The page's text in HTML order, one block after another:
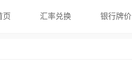
页 汇率兑换 银行牌价